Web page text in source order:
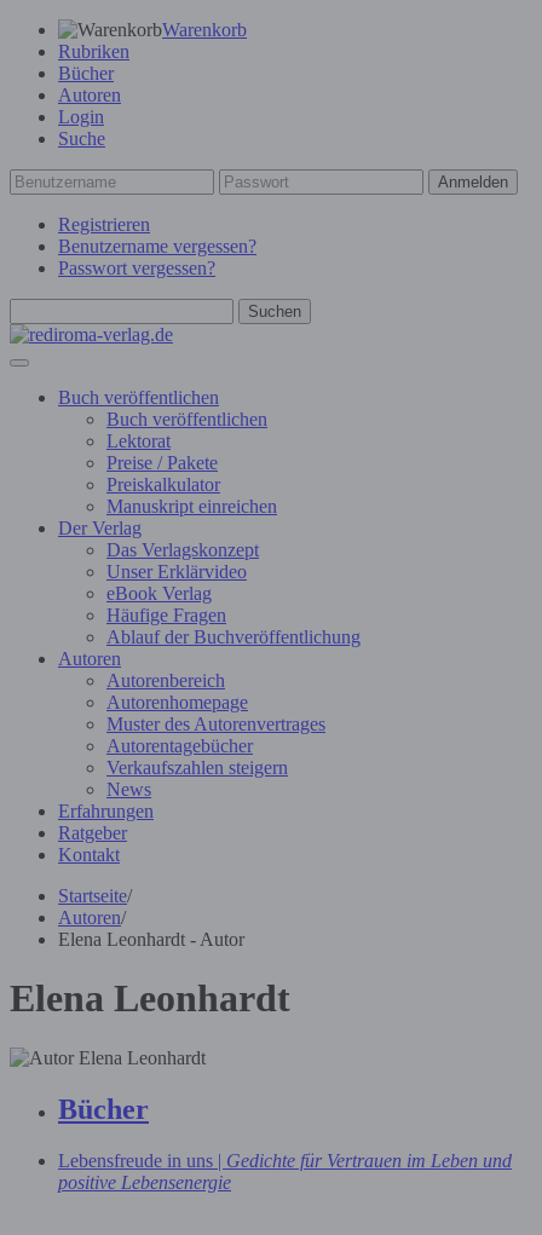
Warenkorb
Rubriken
Bücher
Autoren
Login
Suche
Anmelden
Registrieren
Benutzername vergessen?
Passwort vergessen?
Suchen
Buch veröffentlichen
Buch veröffentlichen
Lektorat
Preise / Pakete
Preiskalkulator
Manuskript einreichen
Der Verlag
Das Verlagskonzept
Unser Erklärvideo
eBook Verlag
Häufige Fragen
Ablauf der Buchveröffentlichung
Autoren
Autorenbereich
Autorenhomepage
Muster des Autorenvertrages
Autorentagebücher
Verkaufszahlen steigern
News
Erfahrungen
Ratgeber
Kontakt
Startseite/
Autoren/
Elena Leonhardt - Autor
Elena Leonhardt
Bücher
Lebensfreude in uns | Gedichte für Vertrauen im Leben und
positive Lebensenergie